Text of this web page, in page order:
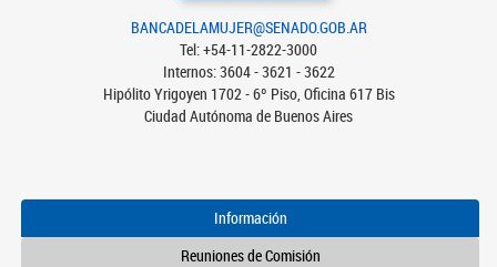
BANCADELAMUJER@SENADO.GOB.AR
Tel: +54-11-2822-3000
Internos: 3604 - 3621 - 3622
Hipólito Yrigoyen 1702 - 6º Piso, Oficina 617 Bis
Ciudad Autónoma de Buenos Aires
Información
Reuniones de Comisión